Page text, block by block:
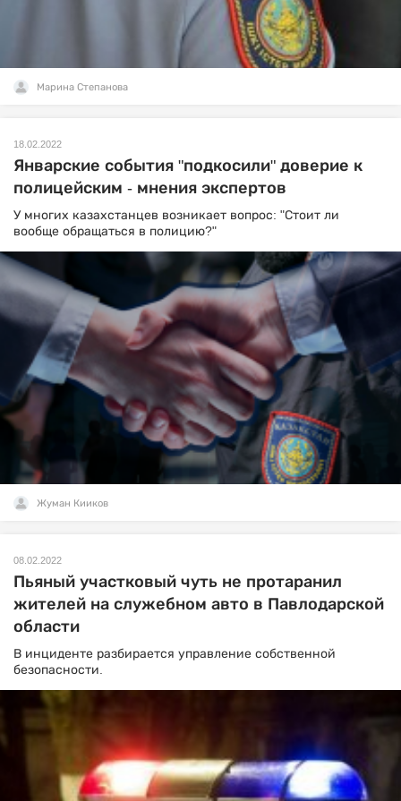
Марина Степанова
18.02.2022
Январские события "подкосили" доверие к
полицейским - мнения экспертов
У многих казахстанцев возникает вопрос: "Стоит ли
вообще обращаться в полицию?"
Жуман Кииков
08.02.2022
Пьяный участковый чуть не протаранил
жителей на служебном авто в Павлодарской
области
В инциденте разбирается управление собственной
безопасности.